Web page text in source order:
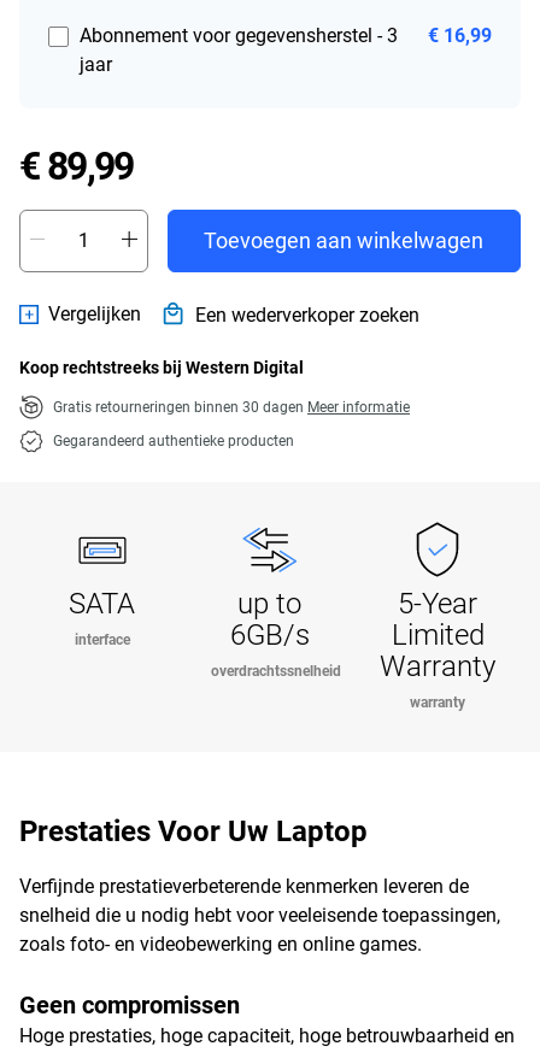
Abonnement voor gegevensherstel - 3
jaar
€ 16,99
€ 89,99Price € 89,99
Toevoegen aan winkelwagen
Vergelijken Een wederverkoper zoeken
Koop rechtstreeks bij Western Digital
Gratis retourneringen binnen 30 dagen Meer informatie
Gegarandeerd authentieke producten
SATA
interface
up to
6GB/s
overdrachtssnelheid
5-Year
Limited
Warranty
warranty
Prestaties Voor Uw Laptop
Verfijnde prestatieverbeterende kenmerken leveren de
snelheid die u nodig hebt voor veeleisende toepassingen,
zoals foto- en videobewerking en online games.
Geen compromissen
Hoge prestaties, hoge capaciteit, hoge betrouwbaarheid en